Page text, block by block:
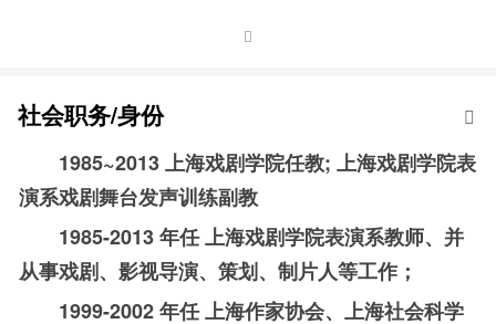
社会职务/身份
1985~2013上海戏剧学院任教; 上海戏剧学院表
演系戏剧舞台发声训练副教
1985-2013年任 上海戏剧学院表演系教师、并
从事戏剧、影视导演、策划、制片人等工作；
1999-2002年任 上海作家协会、上海社会科学